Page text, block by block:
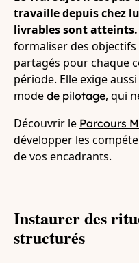
travaille depuis chez
livrables sont atteints.
formaliser des
partagés pour chaque
période. Elle exige
mode de pilotage, qui
Découvrir le Parcours
développer les
de vos encadrants.
Instaurer des
structurés